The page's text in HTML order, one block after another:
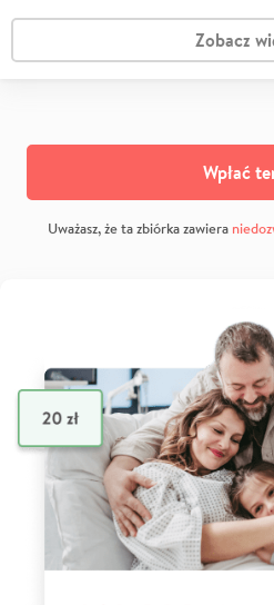
Zobacz
Wpłać
Uważasz, że ta zbiórka zawiera